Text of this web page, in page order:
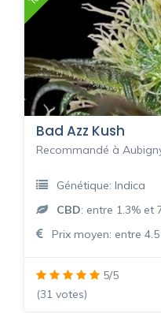
Bad Azz Kush
Recommandé à
Génétique: Indica
CBD: entre 1.3% et
Prix moyen: entre
5/5
(31 votes)